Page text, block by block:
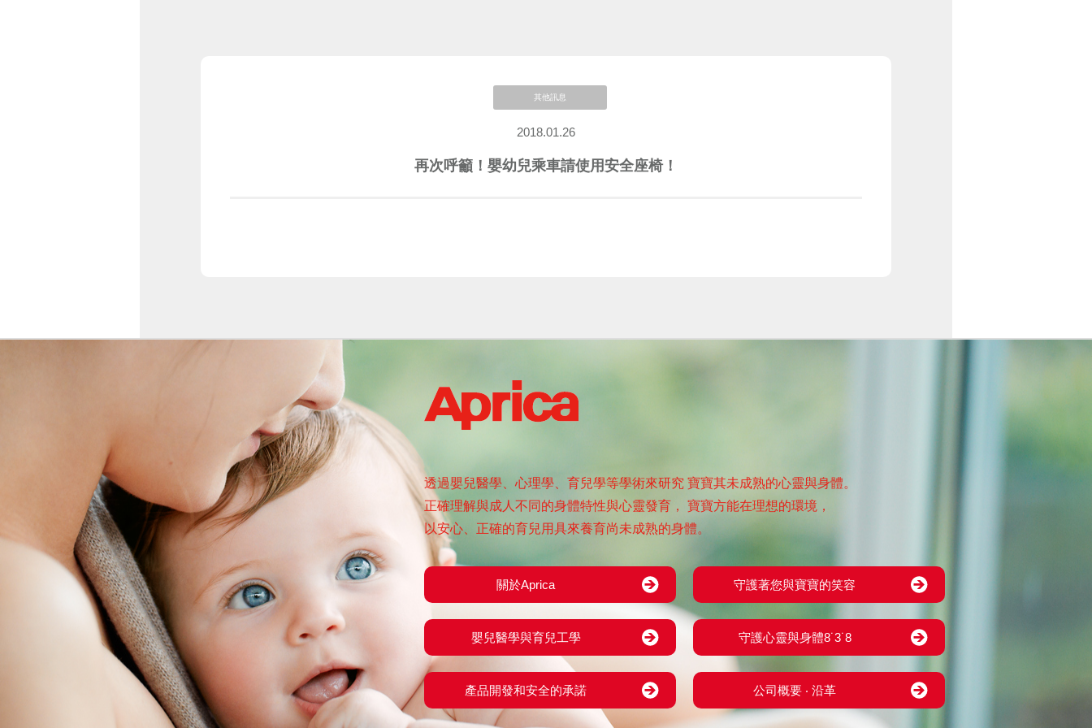
其他訊息
2018.01.26
再次呼籲！嬰幼兒乘車請使用安全座椅！
透過嬰兒醫學、心理學、育兒學等學術來研究 寶寶其未成熟的心靈與身體。
正確理解與成人不同的身體特性與心靈發育，
寶寶方能在理想的環境，
以安心、正確的育兒用具來養育尚未成熟的身體。
關於Aprica 守護著您與寶寶的笑容
嬰兒醫學與育兒工學 守護心靈與身體8˙3˙8
產品開發和安全的承諾 公司概要 ‧ 沿革